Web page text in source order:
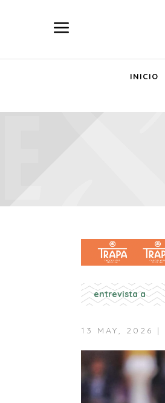
a
INICIO
entrevista a
13 MAY, 2026 |